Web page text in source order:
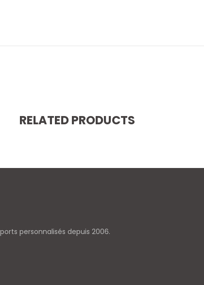
RELATED PRODUCTS
personnalisés depuis 2006.